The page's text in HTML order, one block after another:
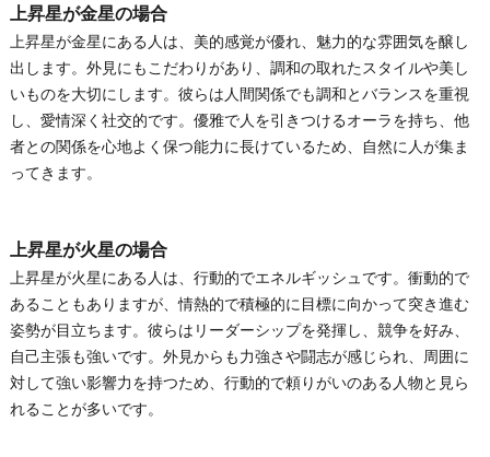
上昇星が金星の場合
上昇星が金星にある人は、美的感覚が優れ、魅力的な雰囲気を醸し
出します。外見にもこだわりがあり、調和の取れたスタイルや美し
いものを大切にします。彼らは人間関係でも調和とバランスを重視
し、愛情深く社交的です。優雅で人を引きつけるオーラを持ち、他
者との関係を心地よく保つ能力に長けているため、自然に人が集ま
ってきます。
上昇星が火星の場合
上昇星が火星にある人は、行動的でエネルギッシュです。衝動的で
あることもありますが、情熱的で積極的に目標に向かって突き進む
姿勢が目立ちます。彼らはリーダーシップを発揮し、競争を好み、
自己主張も強いです。外見からも力強さや闘志が感じられ、周囲に
対して強い影響力を持つため、行動的で頼りがいのある人物と見ら
れることが多いです。